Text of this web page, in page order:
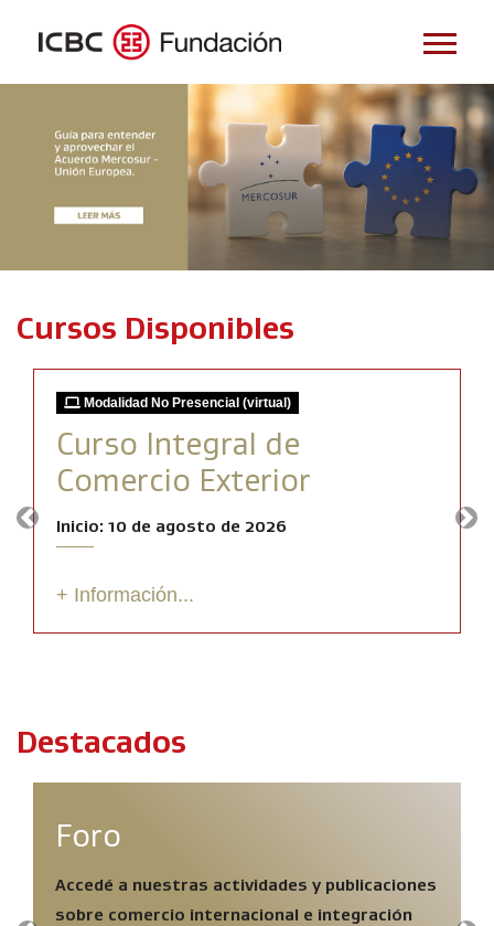
Cursos Disponibles
Modalidad No Presencial (virtual)
Curso Integral de
Comercio Exterior
Inicio: 10 de agosto de 2026
+ Información...
Previous
Destacados
Foro
Accedé a nuestras actividades y publicaciones
sobre comercio internacional e integración